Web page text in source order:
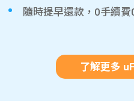
隨時提早還款，0手續費
了解更多